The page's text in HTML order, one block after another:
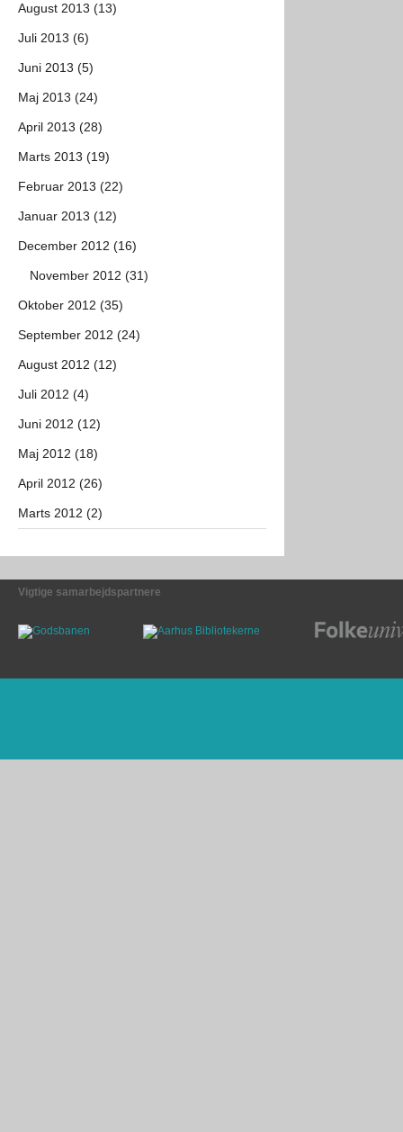
August 2013 (13)
Juli 2013 (6)
Juni 2013 (5)
Maj 2013 (24)
April 2013 (28)
Marts 2013 (19)
Februar 2013 (22)
Januar 2013 (12)
December 2012 (16)
November 2012 (31)
Oktober 2012 (35)
September 2012 (24)
August 2012 (12)
Juli 2012 (4)
Juni 2012 (12)
Maj 2012 (18)
April 2012 (26)
Marts 2012 (2)
Vigtige samarbejdspartnere